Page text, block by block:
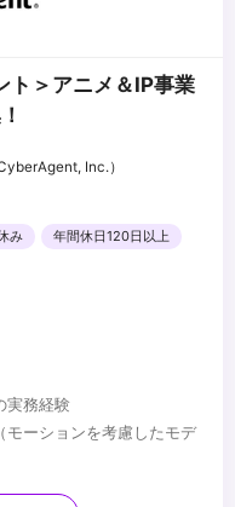
ト＞アニメ＆IP事業
Inc.）
み
年間休日120日以上
実務経験
モーションを考慮したモデ